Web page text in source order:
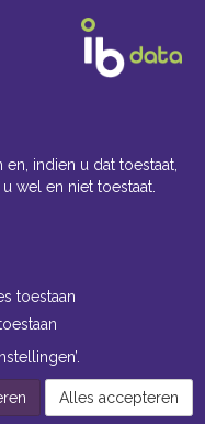
indien u dat toestaat,
wel en niet toestaat.
toestaan
Alles accepteren